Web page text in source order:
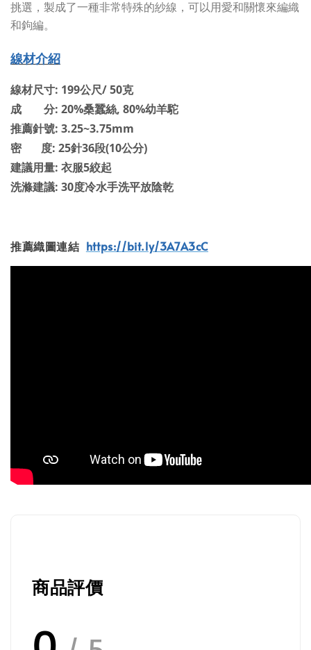
挑選，製成了一種非常特殊的紗線，可以用愛和關懷來編織
和鉤編。
線材介紹
線材尺寸: 199公尺/ 50克
成 分: 20%桑蠶絲, 80%幼羊駝
推薦針號: 3.25~3.75mm
密 度: 25針36段(10公分)
建議用量: 衣服5絞起
洗滌建議: 30度冷水手洗平放陰乾
推薦織圖連結 https://bit.ly/3A7A3cC
商品評價